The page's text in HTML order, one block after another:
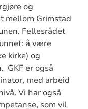
og
mellom Grimstad
Fellesrådet
å være
kirke) og
GKF er også
med arbeid
Vi har også
som vil